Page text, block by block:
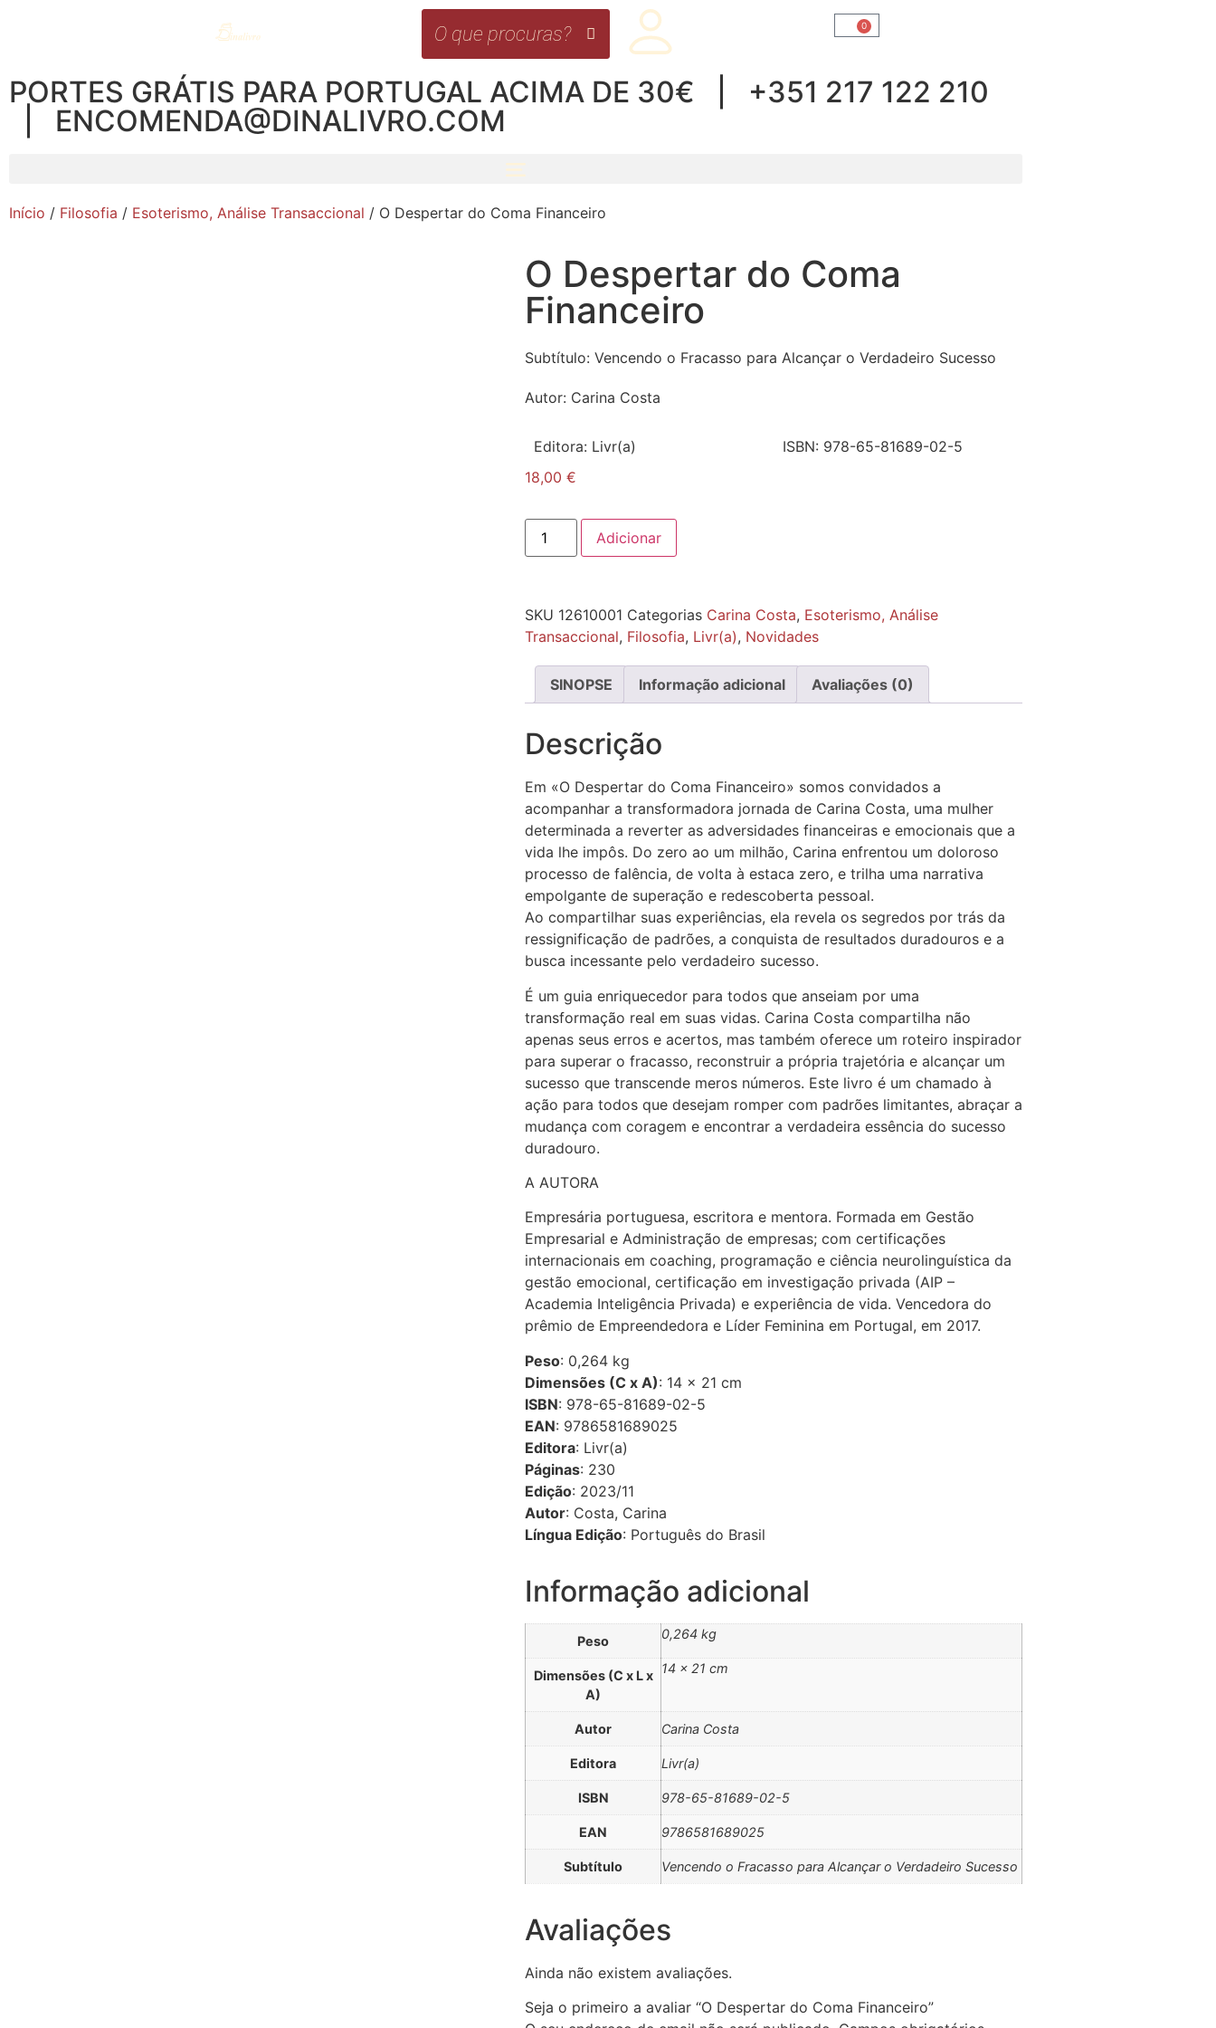
0
PORTES GRÁTIS PARA PORTUGAL ACIMA DE 30€ | +351 217 122 210
| ENCOMENDA@DINALIVRO.COM
Início / Filosofia / Esoterismo, Análise Transaccional / O Despertar do Coma Financeiro
O Despertar do Coma
Financeiro
Subtítulo: Vencendo o Fracasso para Alcançar o Verdadeiro Sucesso
Autor: Carina Costa
Editora: Livr(a) ISBN: 978-65-81689-02-5
18,00 €
Adicionar
SKU 12610001 Categorias Carina Costa, Esoterismo, Análise
Transaccional, Filosofia, Livr(a), Novidades
SINOPSE Informação adicional Avaliações (0)
Descrição
Em «O Despertar do Coma Financeiro» somos convidados a
acompanhar a transformadora jornada de Carina Costa, uma mulher
determinada a reverter as adversidades financeiras e emocionais que a
vida lhe impôs. Do zero ao um milhão, Carina enfrentou um doloroso
processo de falência, de volta à estaca zero, e trilha uma narrativa
empolgante de superação e redescoberta pessoal.
Ao compartilhar suas experiências, ela revela os segredos por trás da
ressignificação de padrões, a conquista de resultados duradouros e a
busca incessante pelo verdadeiro sucesso.
É um guia enriquecedor para todos que anseiam por uma
transformação real em suas vidas. Carina Costa compartilha não
apenas seus erros e acertos, mas também oferece um roteiro inspirador
para superar o fracasso, reconstruir a própria trajetória e alcançar um
sucesso que transcende meros números. Este livro é um chamado à
ação para todos que desejam romper com padrões limitantes, abraçar a
mudança com coragem e encontrar a verdadeira essência do sucesso
duradouro.
A AUTORA
Empresária portuguesa, escritora e mentora. Formada em Gestão
Empresarial e Administração de empresas; com certificações
internacionais em coaching, programação e ciência neurolinguística da
gestão emocional, certificação em investigação privada (AIP –
Academia Inteligência Privada) e experiência de vida. Vencedora do
prêmio de Empreendedora e Líder Feminina em Portugal, em 2017.
Peso: 0,264 kg
Dimensões (C x A): 14 × 21 cm
ISBN: 978-65-81689-02-5
EAN: 9786581689025
Editora: Livr(a)
Páginas: 230
Edição: 2023/11
Autor: Costa, Carina
Língua Edição: Português do Brasil
Informação adicional
Peso 0,264 kg
Dimensões (C x L x
A)
14 × 21 cm
Autor Carina Costa
Editora Livr(a)
ISBN 978-65-81689-02-5
EAN 9786581689025
Subtítulo Vencendo o Fracasso para Alcançar o Verdadeiro Sucesso
Avaliações
Ainda não existem avaliações.
Seja o primeiro a avaliar “O Despertar do Coma Financeiro”